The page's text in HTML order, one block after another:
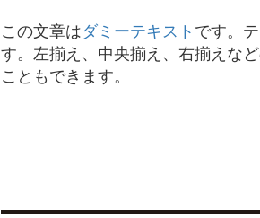
この文章はダミーテキスト です。
す。左揃え、中央揃え、右揃えな
こともできます。